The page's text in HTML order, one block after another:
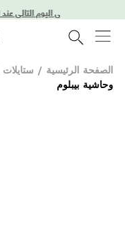
توصيل في اليوم التالي عند
الصفحة الرئيسية /
وحاشية بيبلوم